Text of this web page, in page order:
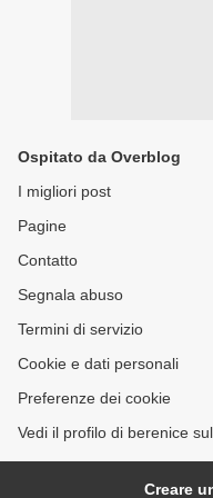
Ospitato da Overblog
I migliori post
Pagine
Contatto
Segnala abuso
Termini di servizio
Cookie e dati personali
Preferenze dei cookie
Vedi il profilo di berenice
Creare